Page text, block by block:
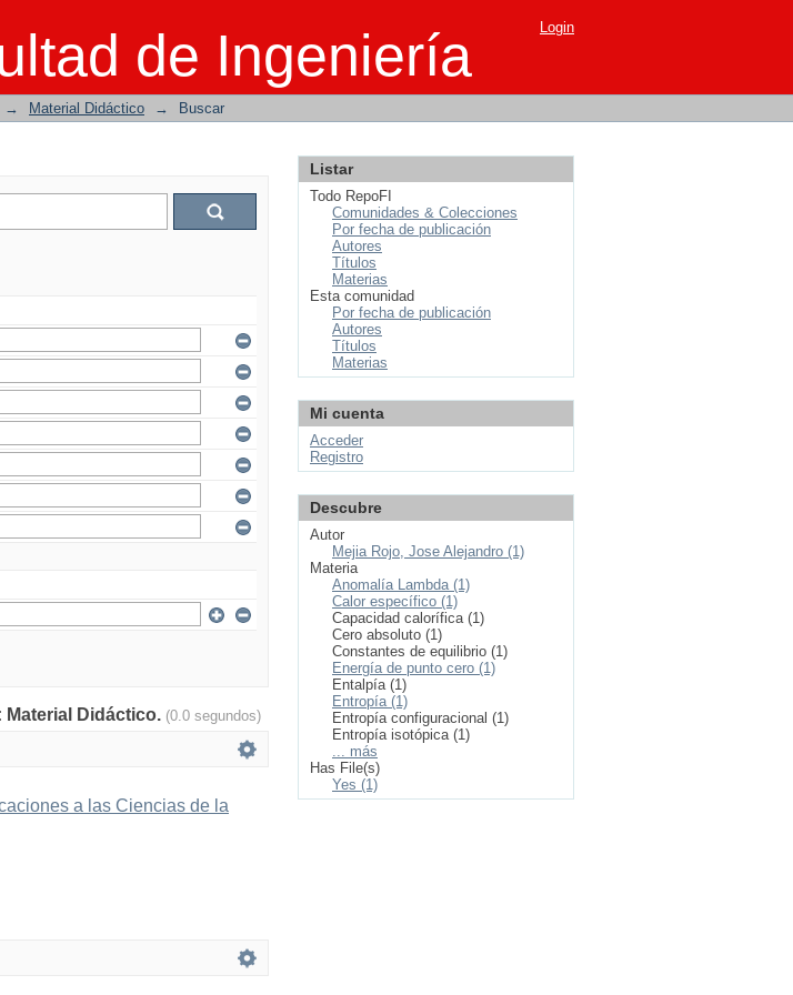
de Ingeniería Login
→ Material Didáctico → Buscar
Material Didáctico. (0.0 segundos)
a las Ciencias de la
Listar
Todo RepoFI
Comunidades & Colecciones
Por fecha de publicación
Autores
Títulos
Materias
Esta comunidad
Por fecha de publicación
Autores
Títulos
Materias
Mi cuenta
Acceder
Registro
Descubre
Autor
Mejia Rojo, Jose Alejandro (1)
Materia
Anomalía Lambda (1)
Calor específico (1)
Capacidad calorífica (1)
Cero absoluto (1)
Constantes de equilibrio (1)
Energía de punto cero (1)
Entalpía (1)
Entropía (1)
Entropía configuracional (1)
Entropía isotópica (1)
... más
Has File(s)
Yes (1)